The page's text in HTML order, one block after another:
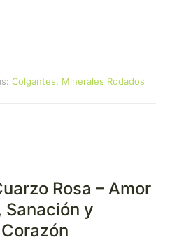
Colgantes, Minerales Rodados
Rosa – Amor
Sanación y